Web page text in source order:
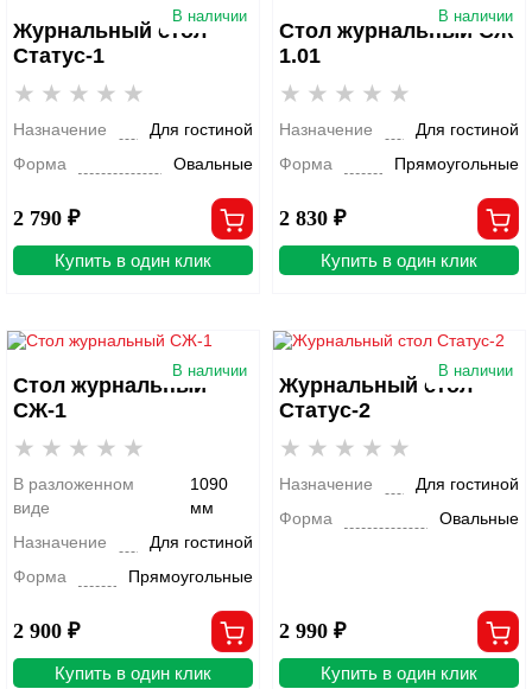
В наличии
Журнальный стол
Статус-1
Назначение
Для гостиной
Форма
Овальные
2 790 ₽
Купить в один клик
В наличии
Стол журнальный СЖ
1.01
Назначение
Для гостиной
Форма
Прямоугольные
2 830 ₽
Купить в один клик
В наличии
Стол журнальный
СЖ-1
В разложенном
виде
1090
мм
Назначение
Для гостиной
Форма
Прямоугольные
2 900 ₽
Купить в один клик
В наличии
Журнальный стол
Статус-2
Назначение
Для гостиной
Форма
Овальные
2 990 ₽
Купить в один клик